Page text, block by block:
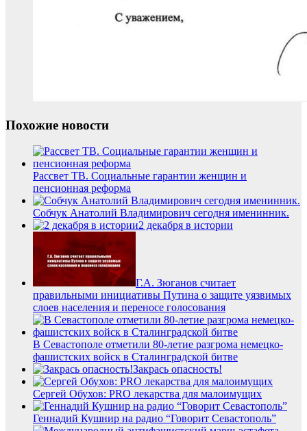
Похожие новости
Рассвет ТВ. Социальные гарантии женщин и
пенсионная реформа
Собчук Анатолий Владимирович сегодня именинник.
2 декабря в истории
Г.А. Зюганов считает
правильными инициативы Путина о защите уязвимых
слоев населения и переносе голосования
В Севастополе отметили 80-летие разгрома немецко-
фашистских войск в Сталинградской битве
Закрась опасность!
Сергей Обухов: PRO лекарства для малоимущих
Геннадий Кушнир на радио “Говорит Севастополь”